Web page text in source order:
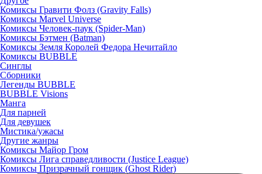
Комиксы Гравити Фолз (Gravity Falls)
Комиксы Marvel Universe
Комиксы Человек-паук (Spider-Man)
Комиксы Бэтмен (Batman)
Комиксы Земля Королей Федора Нечитайло
Комиксы BUBBLE
Синглы
Сборники
Легенды BUBBLE
BUBBLE Visions
Манга
Для парней
Для девушек
Мистика/ужасы
Другие жанры
Комиксы Майор Гром
Комиксы Лига справедливости (Justice League)
Комиксы Призрачный гонщик (Ghost Rider)